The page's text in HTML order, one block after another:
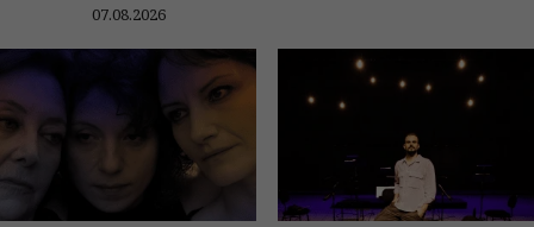
07.08.2026